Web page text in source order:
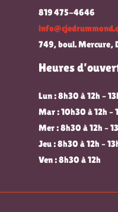
819 475-4646
749, boul. Mercure,
Heures
Lun : 8h30 à 12h –
Mar : 10h30 à 12h –
Mer : 8h30 à 12h –
Jeu : 8h30 à 12h –
Ven : 8h30 à 12h